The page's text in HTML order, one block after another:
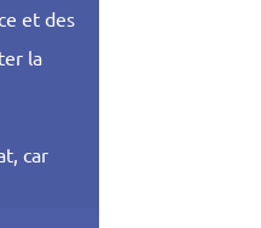
et des
la
car